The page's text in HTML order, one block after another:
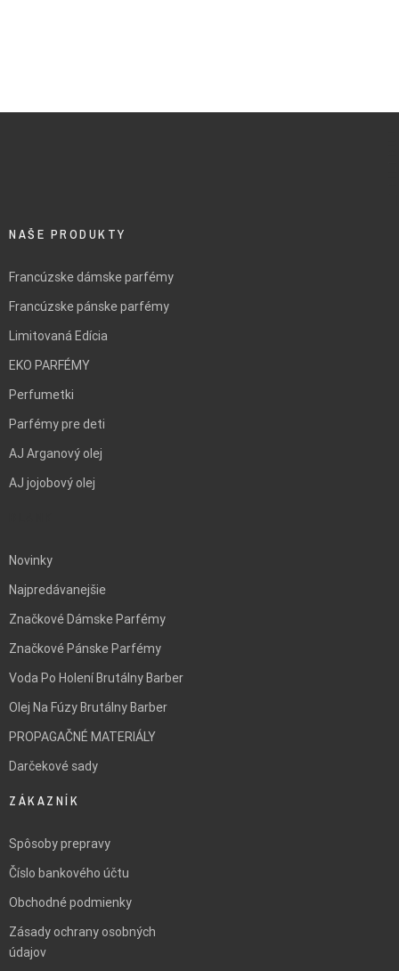
NAŠE PRODUKTY
Francúzske dámske parfémy
Francúzske pánske parfémy
Limitovaná Edícia
EKO PARFÉMY
Perfumetki
Parfémy pre deti
AJ Arganový olej
AJ jojobový olej
Novinky
Najpredávanejšie
Značkové Dámske Parfémy
Značkové Pánske Parfémy
Voda Po Holení Brutálny Barber
Olej Na Fúzy Brutálny Barber
PROPAGAČNÉ MATERIÁLY
Darčekové sady
ZÁKAZNÍK
Spôsoby prepravy
Číslo bankového účtu
Obchodné podmienky
Zásady ochrany osobných
údajov